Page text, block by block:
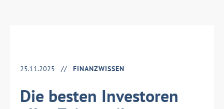
25.11.2025 FINANZWISSEN
Die besten Investoren